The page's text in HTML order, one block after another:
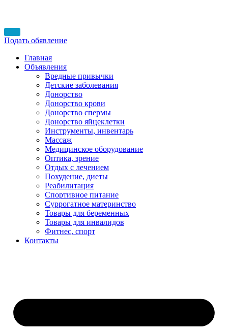
Подать обявление
Главная
Объявления
Вредные привычки
Детские заболевания
Донорство
Донорство крови
Донорство спермы
Донорство яйцеклетки
Инструменты, инвентарь
Массаж
Медицинское оборудование
Оптика, зрение
Отдых с лечением
Похудение, диеты
Реабилитация
Спортивное питание
Суррогатное материнство
Товары для беременных
Товары для инвалидов
Фитнес, спорт
Контакты